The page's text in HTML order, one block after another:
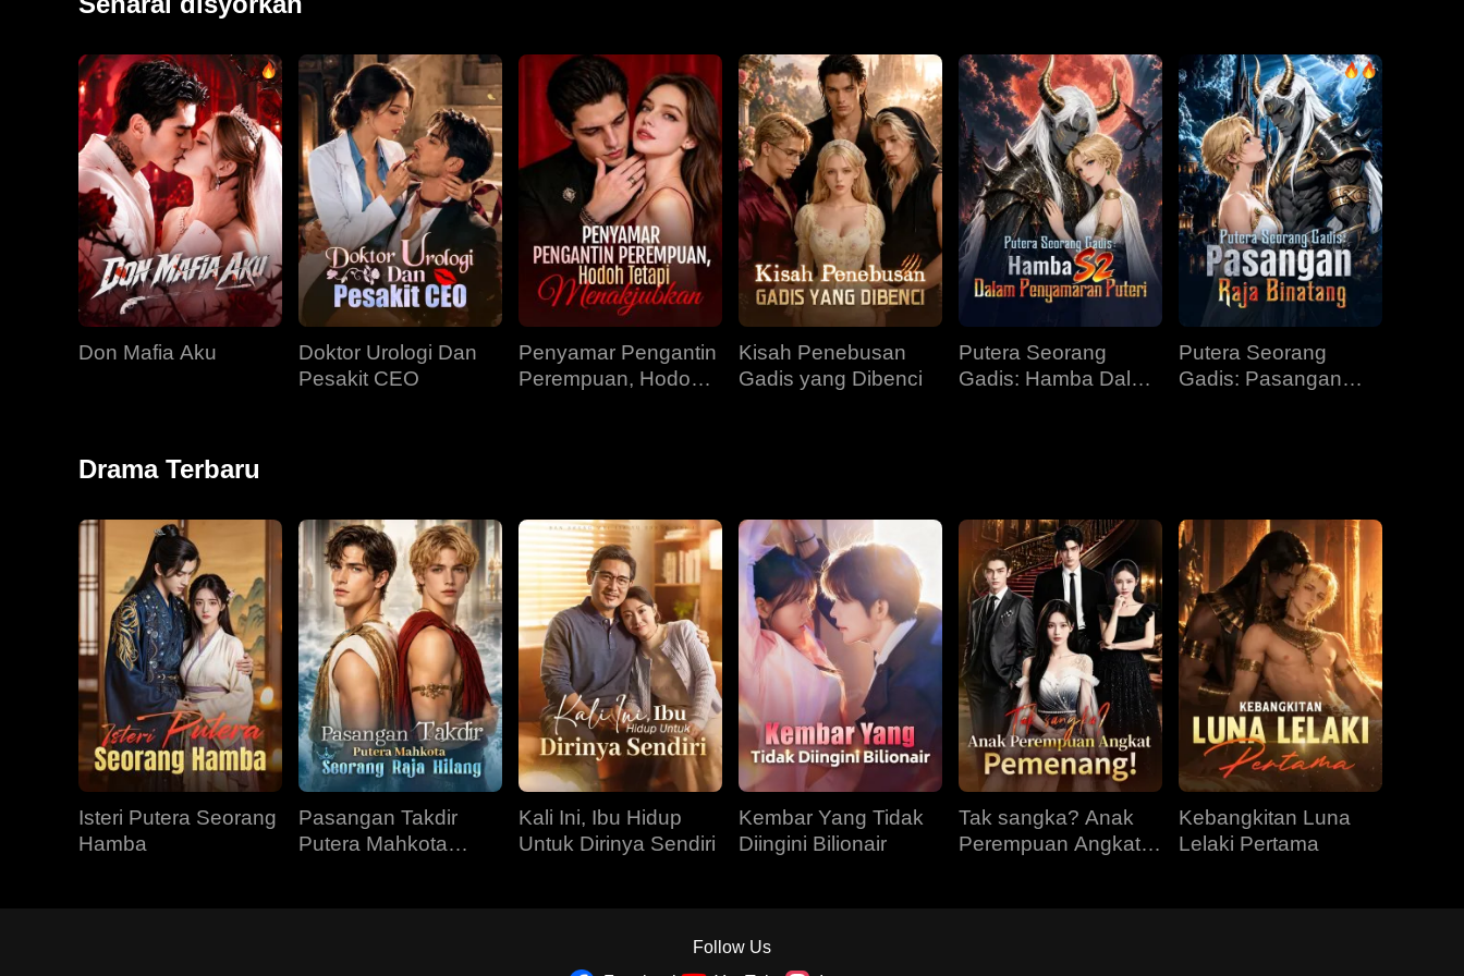
Episod 34 Episod 35 Episod 36
Episod 37 Episod 38 Episod 39
Episod 40
Don Mafia Aku
Doktor Urologi Dan
Pesakit CEO
Penyamar Pengantin
Perempuan, Hodoh
Kisah Penebusan
Gadis yang Dibenci
Putera Seorang
Gadis: Hamba Dalam
Putera Seorang
Gadis: Pasangan
Drama Terbaru
Isteri Putera Seorang
Hamba
Pasangan Takdir
Putera Mahkota
Kali Ini, Ibu Hidup
Untuk Dirinya Sendiri
Kembar Yang Tidak
Diingini Bilionair
Tak sangka? Anak
Perempuan Angkat
Kebangkitan Luna
Lelaki Pertama
Follow Us